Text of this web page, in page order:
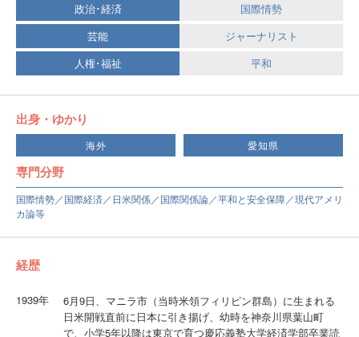
政治･経済
国際情勢
芸能
ジャーナリスト
人権･福祉
平和
出身・ゆかり
海外 愛知県
専門分野
国際情勢／国際経済／日米関係／国際関係論／平和と安全保障／現代アメリ
カ論等
経歴
1939年
6月9日、マニラ市（当時米領フィリピン群島）に生まれる
日米開戦直前に日本に引き揚げ、幼時を神奈川県葉山町
で、小学5年以降は東京で育つ慶応義塾大学経済学部卒業読